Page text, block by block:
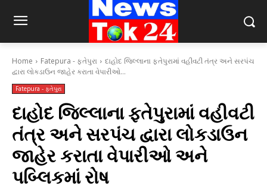
Home Fatepura - ફતેપુરા
દાહોદ જિલ્લાના ફતેપુરામાં વહીવટી તંત્ર અને સરપંચ
દ્વારા લોકડાઉન જાહેર કરાતા વેપારીઓ...
Fatepura - ફતેપુરા
દાહોદ જિલ્લાના ફતેપુરામાં વહીવટી
તંત્ર અને સરપંચ દ્વારા લોકડાઉન
જાહેર કરાતા વેપારીઓ અને
પબ્લિકમાં રોષ